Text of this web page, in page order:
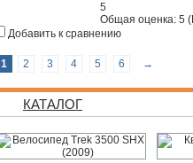
5
Общая оценка: 5 (
Добавить к сравнению
1 2 3 4 5 6 →
КАТАЛОГ